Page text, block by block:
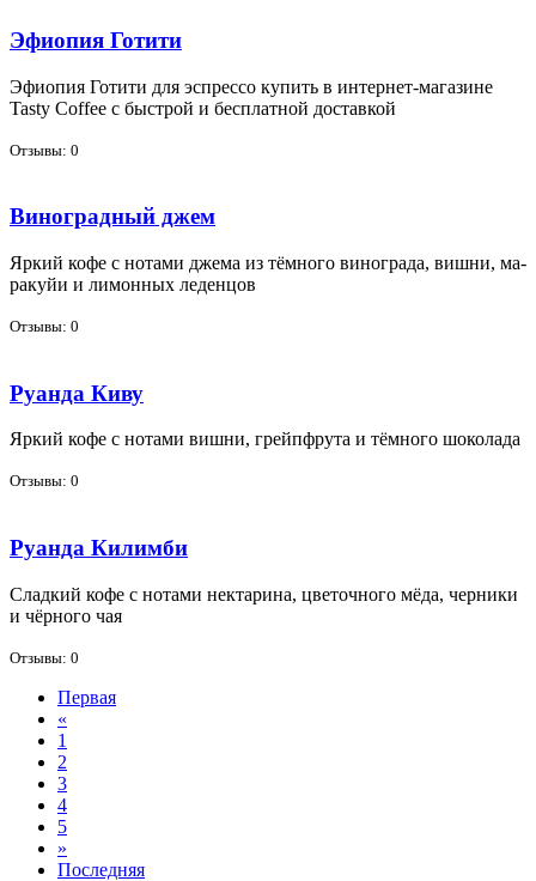
Эфиопия Готити
Эфи­о­пия Го­ти­ти для эс­прес­со ку­пить в ин­тернет-ма­га­зине
Tasty Coffee с быст­рой и бес­плат­ной до­став­кой
Отзывы: 0
Виноградный джем
Яр­кий ко­фе с но­та­ми дже­ма из тём­но­го ви­но­гра­да, виш­ни, ма­
ра­куйи и ли­мон­ных ле­ден­цов
Отзывы: 0
Руанда Киву
Яр­кий ко­фе с но­та­ми виш­ни, грейп­фру­та и тём­но­го шо­ко­ла­да
Отзывы: 0
Руанда Килимби
Слад­кий ко­фе с но­та­ми нек­та­ри­на, цве­точ­но­го мё­да, чер­ни­ки
и чёр­но­го чая
Отзывы: 0
Первая
«
1
2
3
4
5
»
Последняя